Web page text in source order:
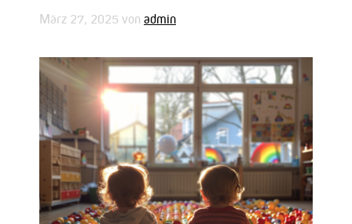
März 27, 2025 von admin